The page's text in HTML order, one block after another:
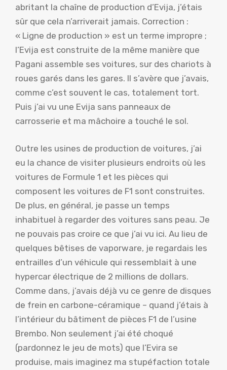
abritant la chaîne de production d’Evija, j’étais
sûr que cela n’arriverait jamais. Correction :
« Ligne de production » est un terme impropre ;
l’Evija est construite de la même manière que
Pagani assemble ses voitures, sur des chariots à
roues garés dans les gares. Il s’avère que j’avais,
comme c’est souvent le cas, totalement tort.
Puis j’ai vu une Evija sans panneaux de
carrosserie et ma mâchoire a touché le sol.
Outre les usines de production de voitures, j’ai
eu la chance de visiter plusieurs endroits où les
voitures de Formule 1 et les pièces qui
composent les voitures de F1 sont construites.
De plus, en général, je passe un temps
inhabituel à regarder des voitures sans peau. Je
ne pouvais pas croire ce que j’ai vu ici. Au lieu de
quelques bêtises de vaporware, je regardais les
entrailles d’un véhicule qui ressemblait à une
hypercar électrique de 2 millions de dollars.
Comme dans, j’avais déjà vu ce genre de disques
de frein en carbone-céramique – quand j’étais à
l’intérieur du bâtiment de pièces F1 de l’usine
Brembo. Non seulement j’ai été choqué
(pardonnez le jeu de mots) que l’Evira se
produise, mais imaginez ma stupéfaction totale